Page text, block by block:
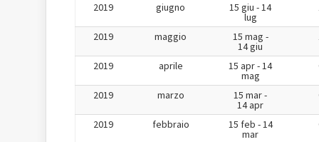
2019 giugno 15 giu - 14
lug
2019 maggio 15 mag -
14 giu
2019 aprile 15 apr - 14
mag
2019 marzo 15 mar -
14 apr
2019 febbraio 15 feb - 14
mar